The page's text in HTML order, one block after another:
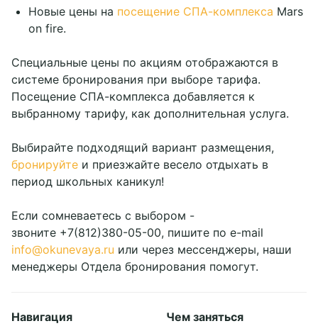
Новые цены на посещение СПА-комплекса Mars
on fire.
Специальные цены по акциям отображаются в
системе бронирования при выборе тарифа.
Посещение СПА-комплекса добавляется к
выбранному тарифу, как дополнительная услуга.
Выбирайте подходящий вариант размещения,
бронируйте и приезжайте весело отдыхать в
период школьных каникул!
Если сомневаетесь с выбором -
звоните +7(812)380-05-00, пишите по e-mail
info@okunevaya.ru или через мессенджеры, наши
менеджеры Отдела бронирования помогут.
Навигация
Чем заняться